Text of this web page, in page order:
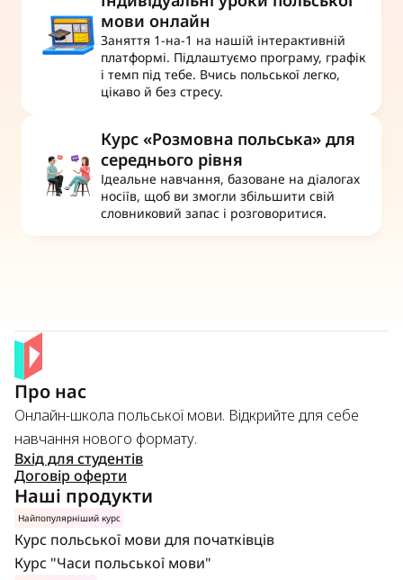
мови онлайн
Заняття 1-на-1 на нашій інтерактивній
платформі. Підлаштуємо програму, графік
і темп під тебе. Вчись польської легко,
цікаво й без стресу.
Курс «Розмовна польська» для
середнього рівня
Ідеальне навчання, базоване на діалогах
носіїв, щоб ви змогли збільшити свій
словниковий запас і розговоритися.
Про нас
Онлайн-школа польської мови. Відкрийте для себе
навчання нового формату.
Наші продукти
Найпопулярніший курс
Курс польської мови для початківців
Курс "Часи польської мови"
Договір оферти
Вхід для студентів